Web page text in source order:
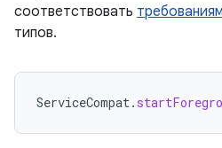
соответствовать
типов.
ServiceCompat.